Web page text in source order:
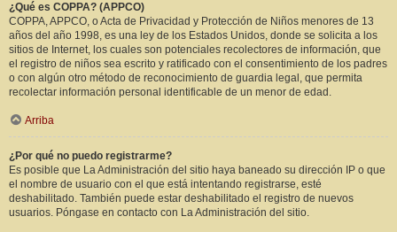
¿Qué es COPPA? (APPCO)
COPPA, APPCO, o Acta de Privacidad y Protección de Niños menores de 13
años del año 1998, es una ley de los Estados Unidos, donde se solicita a los
sitios de Internet, los cuales son potenciales recolectores de información, que
el registro de niños sea escrito y ratificado con el consentimiento de los padres
o con algún otro método de reconocimiento de guardia legal, que permita
recolectar información personal identificable de un menor de edad.
Arriba
¿Por qué no puedo registrarme?
Es posible que La Administración del sitio haya baneado su dirección IP o que
el nombre de usuario con el que está intentando registrarse, esté
deshabilitado. También puede estar deshabilitado el registro de nuevos
usuarios. Póngase en contacto con La Administración del sitio.